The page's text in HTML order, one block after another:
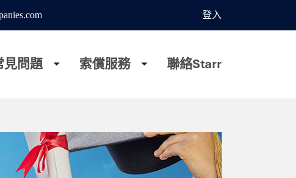
登入
見問題 索償服務 聯絡Starr